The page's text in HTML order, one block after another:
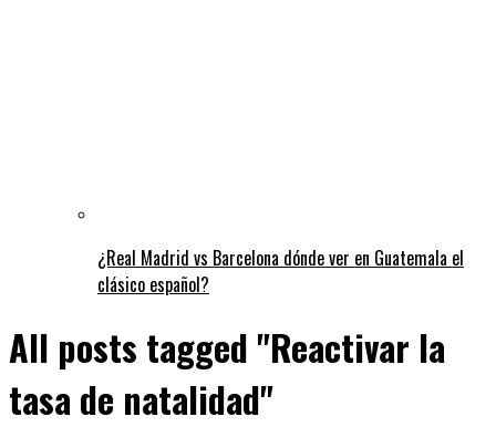
¿Real Madrid vs Barcelona dónde ver en Guatemala el
clásico español?
All posts tagged "Reactivar la
tasa de natalidad"